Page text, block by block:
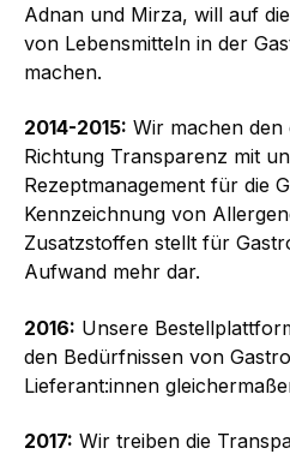
Adnan und Mirza, will auf
von Lebensmitteln in der
machen.
2014-2015: Wir machen
Richtung Transparenz mit
Rezeptmanagement für die
Kennzeichnung von
Zusatzstoffen stellt für
Aufwand mehr dar.
2016: Unsere
den Bedürfnissen von
Lieferant:innen
2017: Wir treiben die